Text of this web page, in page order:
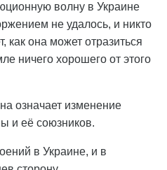
волну в Украине
не удалось, и никто
как она может отразиться
ничего хорошего от этого
означает изменение
и её союзников.
в Украине, и в